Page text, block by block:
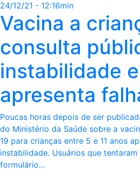
24/12/21 - 12:16min
Vacina a
consulta
instabilidade e
apresenta
Poucas horas depois de ser
do Ministério da Saúde sobre a
19 para crianças entre 5 e 11 anos
instabilidade. Usuários que
formulário...